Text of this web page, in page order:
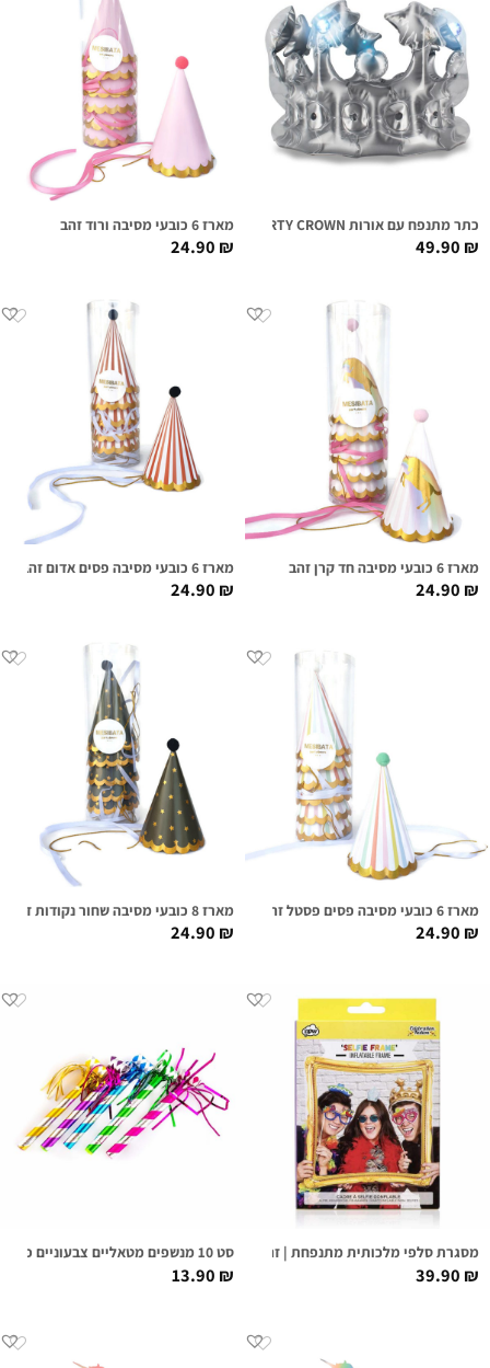
כתר מתנפח עם אורות LIGHT-UP PARTY CROWN
49.90₪
מארז 6 כובעי מסיבה ורוד זהב
24.90₪
מארז 6 כובעי מסיבה חד קרן זהב
24.90₪
מארז 6 כובעי מסיבה פסים אדום זהב
24.90₪
מארז 6 כובעי מסיבה פסים פסטל זהב
24.90₪
מארז 8 כובעי מסיבה שחור נקודות זהב
24.90₪
מסגרת סלפי מלכותית מתנפחת | זהב
39.90₪
סט 10 מנשפים מטאליים צבעוניים פרנזים
13.90₪